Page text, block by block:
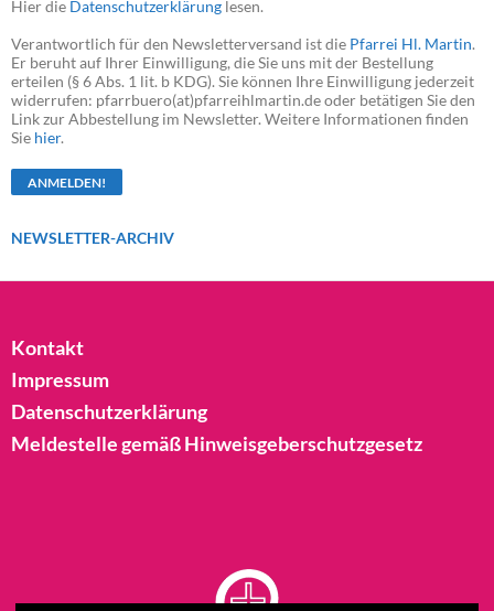
Hier die Datenschutzerklärung lesen.
Verantwortlich für den Newsletterversand ist die Pfarrei Hl. Martin.
Er beruht auf Ihrer Einwilligung, die Sie uns mit der Bestellung
erteilen (§ 6 Abs. 1 lit. b KDG). Sie können Ihre Einwilligung jederzeit
widerrufen: pfarrbuero(at)pfarreihlmartin.de oder betätigen Sie den
Link zur Abbestellung im Newsletter. Weitere Informationen finden
Sie hier.
NEWSLETTER-ARCHIV
Kontakt
Impressum
Datenschutzerklärung
Meldestelle gemäß Hinweisgeberschutzgesetz